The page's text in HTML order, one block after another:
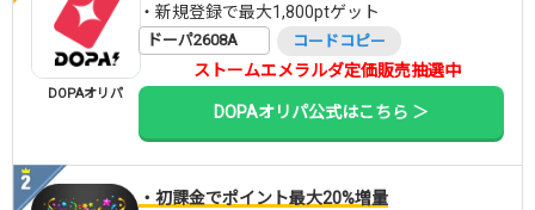
DOPAオリパ
・新規登録で最大1,800ptゲット
ドーパ2608A コードコピー
ストームエメラルダ定価販売抽選中
DOPAオリパ公式はこちら ＞
・初課金でポイント最大20%増量